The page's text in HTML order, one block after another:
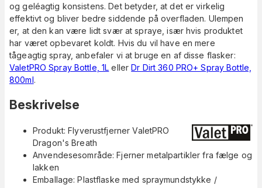
og geléagtig konsistens. Det betyder, at det er virkelig
effektivt og bliver bedre siddende på overfladen. Ulempen
er, at den kan være lidt svær at spraye, især hvis produktet
har været opbevaret koldt. Hvis du vil have en mere
tågeagtig spray, anbefaler vi at bruge en af disse flasker:
ValetPRO Spray Bottle, 1L ellerDr Dirt 360 PRO+ Spray Bottle,
800ml.
Beskrivelse
Produkt: Flyverustfjerner ValetPRO
Dragon's Breath
Anvendesesområde: Fjerner metalpartikler fra fælge og
lakken
Emballage: Plastflaske med spraymundstykke /